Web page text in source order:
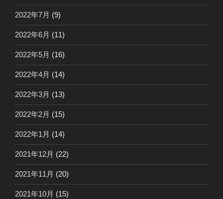
2022年7月 (9)
2022年6月 (11)
2022年5月 (16)
2022年4月 (14)
2022年3月 (13)
2022年2月 (15)
2022年1月 (14)
2021年12月 (22)
2021年11月 (20)
2021年10月 (15)